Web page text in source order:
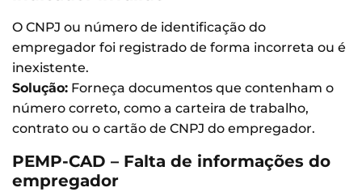
O CNPJ ou número de identificação do
empregador foi registrado de forma incorreta ou é
inexistente.
Solução: Forneça documentos que contenham o
número correto, como a carteira de trabalho,
contrato ou o cartão de CNPJ do empregador.
PEMP-CAD – Falta de informações do
empregador